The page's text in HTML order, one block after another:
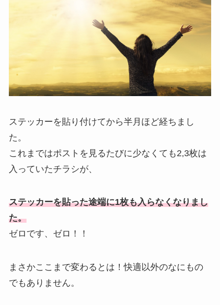
ステッカーを貼り付けてから半月ほど経ちまし
た。
これまではポストを見るたびに少なくても2,3枚は
入っていたチラシが、
ステッカーを貼った途端に1枚も入らなくなりまし
た。
ゼロです、ゼロ！！
まさかここまで変わるとは！快適以外のなにもの
でもありません。